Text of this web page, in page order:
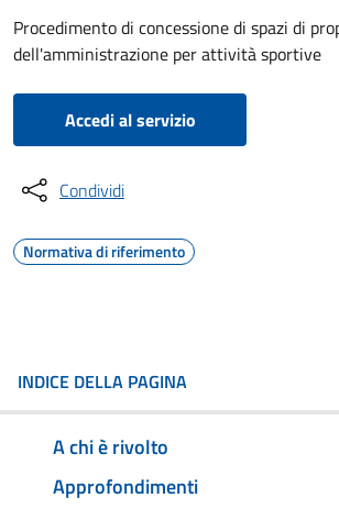
Procedimento di concessione di spazi di
dell'amministrazione per attività sportive
Accedi al servizio
Condividi
Normativa di riferimento
INDICE DELLA PAGINA
A chi è rivolto
Approfondimenti